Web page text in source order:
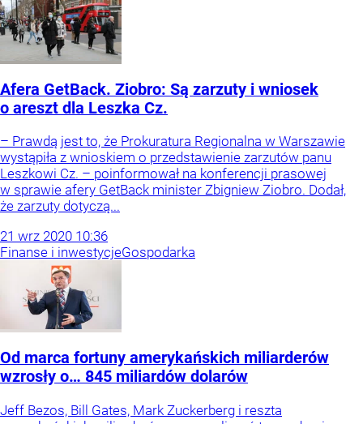
Afera GetBack. Ziobro: Są zarzuty i wniosek
o areszt dla Leszka Cz.
– Prawdą jest to, że Prokuratura Regionalna w Warszawie
wystąpiła z wnioskiem o przedstawienie zarzutów panu
Leszkowi Cz. – poinformował na konferencji prasowej
w sprawie afery GetBack minister Zbigniew Ziobro. Dodał,
że zarzuty dotyczą...
21 wrz 2020 10:36
Finanse i inwestycjeGospodarka
Od marca fortuny amerykańskich miliarderów
wzrosły o… 845 miliardów dolarów
Jeff Bezos, Bill Gates, Mark Zuckerberg i reszta